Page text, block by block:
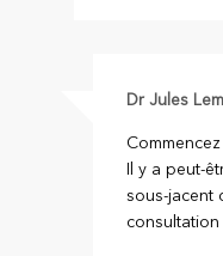
Dr Jules
Il y a peut-
sous-jacent
consultation